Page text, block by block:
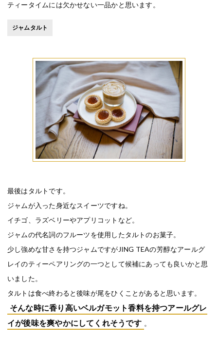
ティータイムには欠かせない一品かと思います。
ジャムタルト
最後はタルトです。
ジャムが入った身近なスイーツですね。
イチゴ、ラズベリーやアプリコットなど。
ジャムの代名詞のフルーツを使用したタルトのお菓子。
少し強めな甘さを持つジャムですがJING TEAの芳醇なアールグ
レイのティーペアリングの一つとして候補にあっても良いかと思
いました。
タルトは食べ終わると後味が尾をひくことがあると思います。
そんな時に香り高いベルガモット香料を持つアールグレ
イが後味を爽やかにしてくれそうです 。